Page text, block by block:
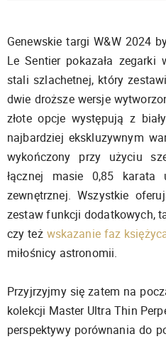
Genewskie targi W&W 2024
Le Sentier pokazała
stali szlachetnej, który
dwie droższe wersje
złote opcje występują z
najbardziej ekskluzywnym
wykończony przy użyciu
łącznej masie 0,85 karata
zewnętrznej. Wszystkie
zestaw funkcji dodatkowych,
czy też wskazanie faz
miłośnicy astronomii.
Przyjrzyjmy się zatem na
kolekcji Master Ultra Thin
perspektywy porównania do